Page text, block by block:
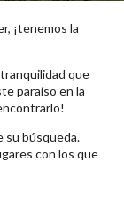
¡tenemos la
que
paraíso en la
su búsqueda.
con los que